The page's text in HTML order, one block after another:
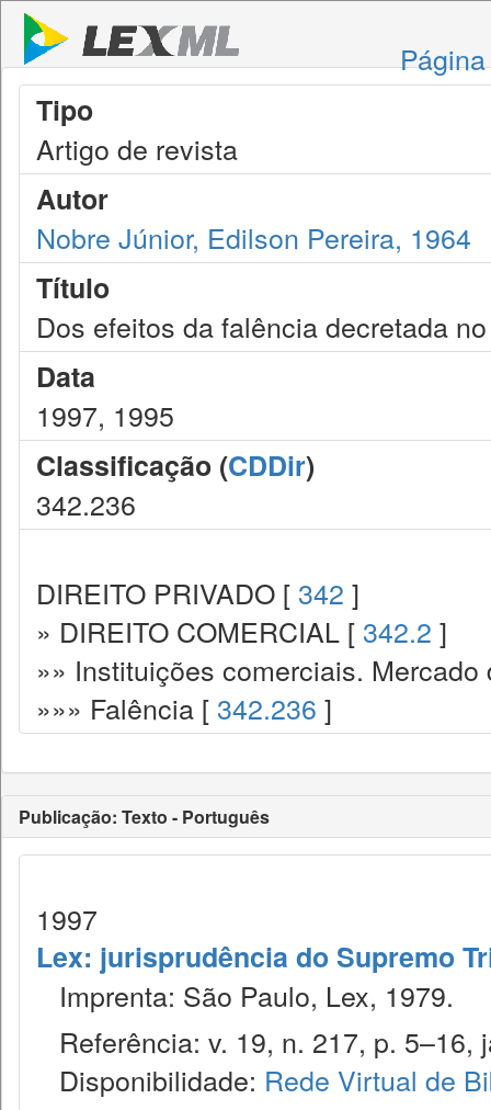
Tipo
Artigo de revista
Autor
Nobre Júnior, Edilson Pereira, 1964
Título
Dos efeitos da falência decretada
Data
1997, 1995
Classificação (CDDir)
342.236
DIREITO PRIVADO [ 342 ]
» DIREITO COMERCIAL [ 342.2 ]
»» Instituições comerciais.
»»» Falência [ 342.236 ]
Publicação: Texto - Português
1997
Lex: jurisprudência do Supremo
Imprenta: São Paulo, Lex, 1979.
Referência: v. 19, n. 217, p. 5–16,
Disponibilidade: Rede Virtual de